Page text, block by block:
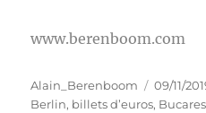
www.berenboom.com
Auteur
Alain_Berenboom
Publié
le
09/11/
Berlin, billets d’euros,